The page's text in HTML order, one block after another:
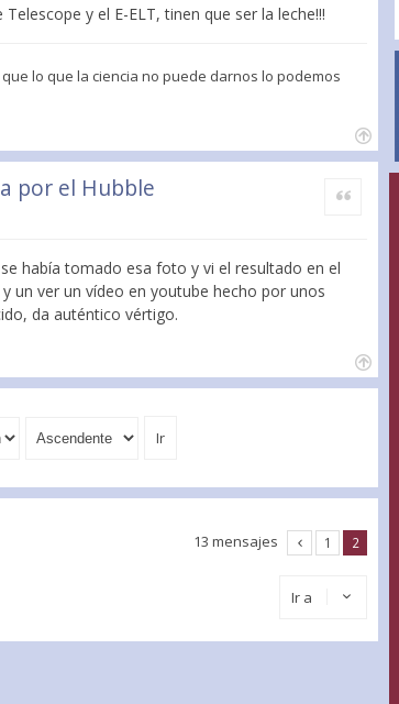
y el E-ELT, tinen que ser la leche!!!
lo que la ciencia no puede darnos lo podemos
por el Hubble Citar
había tomado esa foto y vi el resultado en el
un ver un vídeo en youtube hecho por unos
da auténtico vértigo.
13 mensajes 1 2
Ir a